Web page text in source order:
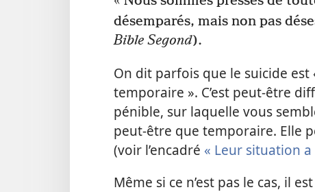
désemparés, mais non pas
Bible Segond).
On dit parfois que le suicide
temporaire ». C’est peut-être
pénible, sur laquelle vous
peut-être que temporaire. Elle
(voir l’encadré « Leur situation a
Même si ce n’est pas le cas, il